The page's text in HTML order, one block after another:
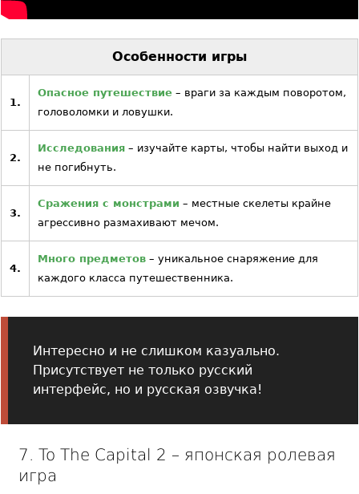
Особенности игры
1.
Опасное путешествие – враги за каждым поворотом,
головоломки и ловушки.
2.
Исследования – изучайте карты, чтобы найти выход и
не погибнуть.
3.
Сражения с монстрами – местные скелеты крайне
агрессивно размахивают мечом.
4.
Много предметов – уникальное снаряжение для
каждого класса путешественника.
Интересно и не слишком казуально.
Присутствует не только русский
интерфейс, но и русская озвучка!
7. To The Capital 2 – японская ролевая
игра